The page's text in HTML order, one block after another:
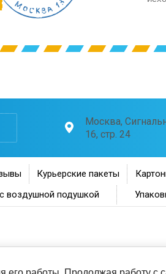
Москва,
16, стр. 24
Курьерские пакеты
воздушной подушкой